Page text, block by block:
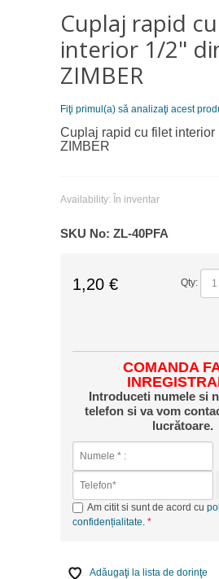
Cuplaj rapid
interior 1/2"
ZIMBER
Fiţi primul(a) să analizaţi acest
Cuplaj rapid cu filet interior
ZIMBER
Availability: În inventar
SKU No: ZL-40PFA
1,20 € Qty:
COMANDA
Introduceti numele si
telefon si va vom
lucrătoare.
Am citit si sunt de acord cu
confidențialitate.
Adăugaţi la lista de dorinţe